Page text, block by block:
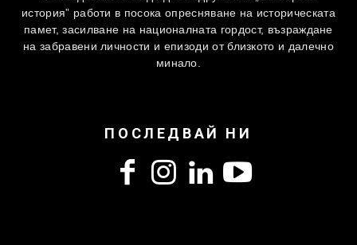
история” работи в посока опресняване на историческата
памет, засилване на националната гордост, възраждане
на забравени личности и епизоди от близкото и далечно
минало.
ПОСЛЕДВАЙ НИ